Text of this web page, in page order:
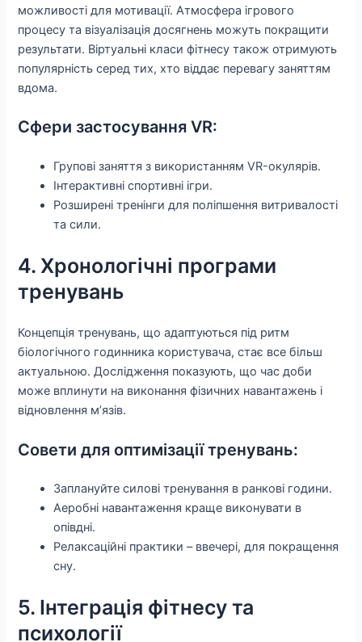
можливості для мотивації. Атмосфера ігрового
процесу та візуалізація досягнень можуть покращити
результати. Віртуальні класи фітнесу також отримують
популярність серед тих, хто віддає перевагу заняттям
вдома.
Сфери застосування VR:
Групові заняття з використанням VR-окулярів.
Інтерактивні спортивні ігри.
Розширені тренінги для поліпшення витривалості
та сили.
4. Хронологічні програми
тренувань
Концепція тренувань, що адаптуються під ритм
біологічного годинника користувача, стає все більш
актуальною. Дослідження показують, що час доби
може вплинути на виконання фізичних навантажень і
відновлення м’язів.
Совети для оптимізації тренувань:
Заплануйте силові тренування в ранкові години.
Аеробні навантаження краще виконувати в
опівдні.
Релаксаційні практики – ввечері, для покращення
сну.
5. Інтеграція фітнесу та
психології